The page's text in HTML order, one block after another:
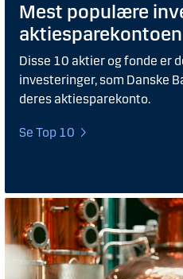
Mest populære
aktiesparekontoen
Disse 10 aktier og fonde er
investeringer, som Danske
deres aktiesparekonto.
Se Top 10